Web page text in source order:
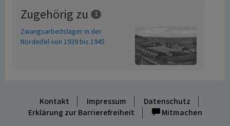
Zugehörig zu 1
Zwangsarbeitslager in der
Nordeifel von 1939 bis 1945
Kontakt Impressum
Datenschutz
Erklärung zur Barrierefreiheit
Mitmachen